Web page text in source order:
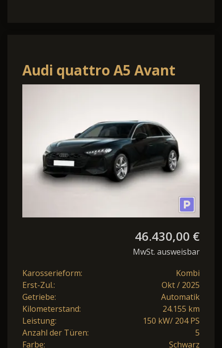
Audi quattro A5 Avant
TDI quattro S tronic
46.430,00 €
MwSt. ausweisbar
Karosserieform:
Kombi
Erst-Zul.:
Okt / 2025
Getriebe:
Automatik
Kilometerstand:
24.155 km
Leistung:
150 kW/ 204 PS
Anzahl der Türen:
5
Farbe:
Schwarz